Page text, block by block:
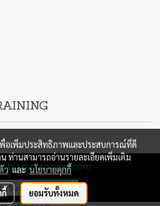
by dtntraining.com
มวันนี้ 1,433
พื่อเพิ่มประสิทธิภาพและประสบการณ์ที่ดี
น ท่านสามารถอ่านรายละเอียดเพิ่มเติม
วและนโยบายคุกกี้
ยอมรับทั้งหมด